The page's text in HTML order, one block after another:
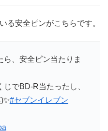
る安全ピンがこちらです。
、安全ピン当たりま
でBD-R当たったし、
#セブンイレブン